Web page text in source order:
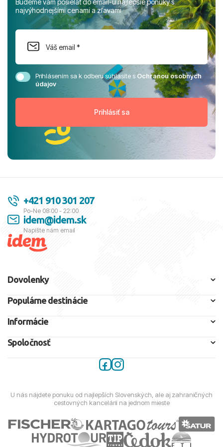
Budeme vám posielať do email-u najlepšie ponuky s
najvýhodnejšími cenami a zľavami
Prihlásením sa k odberu súhlasíte sOchranou osobných
údajov
+421 910 301 207
Po-Ne 08:00 - 22:00
idem@idem.sk
Napíšte nám email
Dovolenky
Populárne destinácie
Informácie
Spoločnosť
U nás nájdete ponuku od najlepších Slovenských, ale aj zahraničných
cestovných kancelárií na jednom mieste